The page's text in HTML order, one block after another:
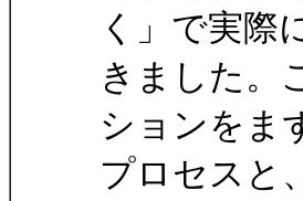
く」で実際
きました。
ションをま
プロセスと